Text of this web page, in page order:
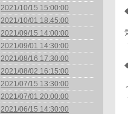
2021/10/15 15:00:00
2021/10/01 18:45:00
2021/09/15 14:00:00
2021/09/01 14:30:00
2021/08/16 17:30:00
2021/08/02 16:15:00
2021/07/15 13:30:00
2021/07/01 20:00:00
2021/06/15 14:30:00